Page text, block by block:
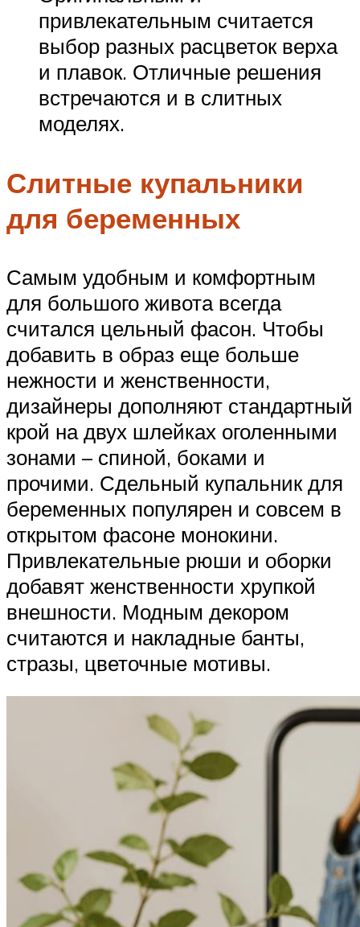
привлекательным считается
выбор разных расцветок верха
и плавок. Отличные решения
встречаются и в слитных
моделях.
Слитные купальники
для беременных
Самым удобным и комфортным
для большого живота всегда
считался цельный фасон. Чтобы
добавить в образ еще больше
нежности и женственности,
дизайнеры дополняют стандартный
крой на двух шлейках оголенными
зонами – спиной, боками и
прочими. Сдельный купальник для
беременных популярен и совсем в
открытом фасоне монокини.
Привлекательные рюши и оборки
добавят женственности хрупкой
внешности. Модным декором
считаются и накладные банты,
стразы, цветочные мотивы.